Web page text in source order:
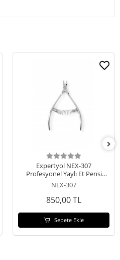
Expertyol NEX-307
Profesyonel Yaylı Et Pensi
7mm
NEX-307
850,00 TL
Sepete Ekle